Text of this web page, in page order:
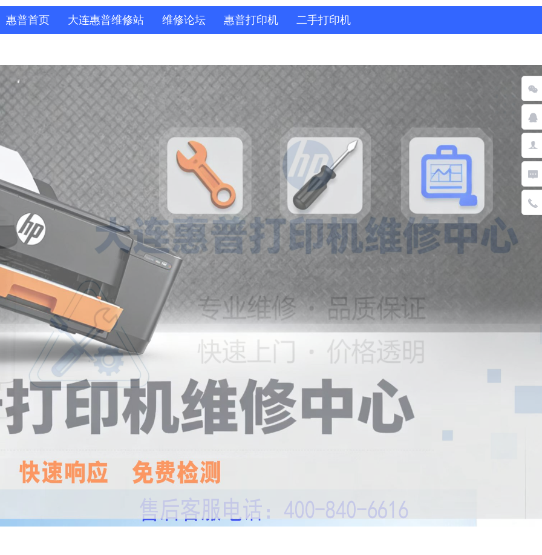
惠普首页 大连惠普维修站 维修论坛 惠普打印机 二手打印机